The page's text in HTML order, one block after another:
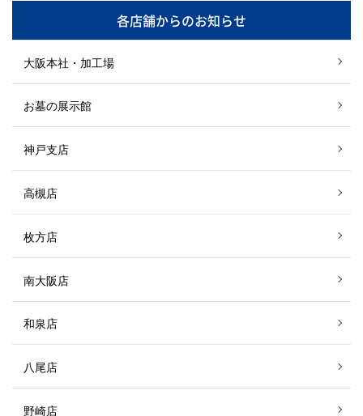
各店舗からのお知らせ
大阪本社・加工場
お墓の展示館
神戸支店
高槻店
枚方店
南大阪店
和泉店
八尾店
野崎店